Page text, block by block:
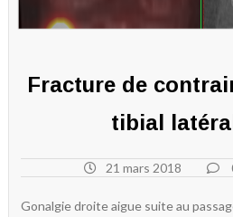
Fracture de
tibial
21 mars 2018
Gonalgie droite aigue suite au